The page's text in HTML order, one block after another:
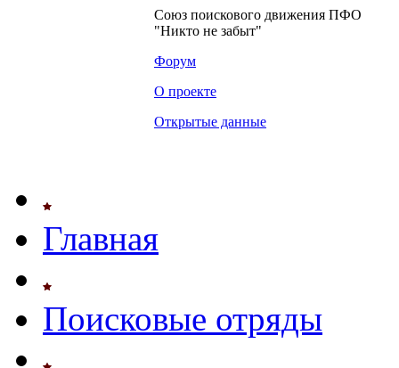
Союз поискового движения ПФО
"Никто не забыт"
Форум
О проекте
Открытые данные
Главная
Поисковые отряды